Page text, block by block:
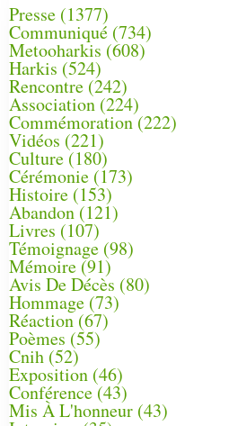
Presse (1377)
Communiqué (734)
Metooharkis (608)
Harkis (524)
Rencontre (242)
Association (224)
Commémoration(222)
Vidéos (221)
Culture(180)
Cérémonie (173)
Histoire (153)
Abandon(121)
Livres (107)
Témoignage (98)
Mémoire (91)
Avis De Décès (80)
Hommage (73)
Réaction(67)
Poèmes (55)
Cnih (52)
Exposition (46)
Conférence(43)
Mis À L'honneur (43)